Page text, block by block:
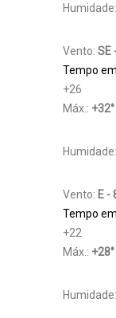
Humidade:
Vento: SE
Tempo
+26
Máx.: +32°
Humidade:
Vento: E -
Tempo
+22
Máx.: +28°
Humidade: